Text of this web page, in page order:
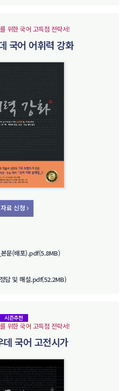
위한 국어 고득점 전략서!
국어 어휘력 강화
자료 신청
본문(배포).pdf(5.8MB)
답 및 해설.pdf(52.2MB)
시즌추천
위한 국어 고득점 전략서!
데 국어 고전시가